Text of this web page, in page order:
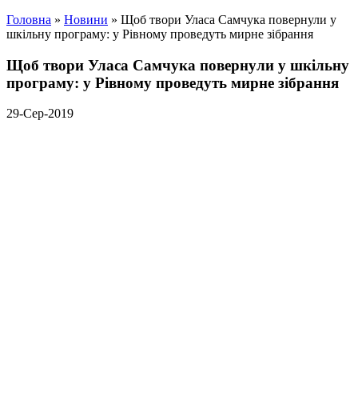
Головна » Новини » Щоб твори Уласа Самчука повернули у
шкільну програму: у Рівному проведуть мирне зібрання
Щоб твори Уласа Самчука повернули у шкільну
програму: у Рівному проведуть мирне зібрання
29-Сер-2019